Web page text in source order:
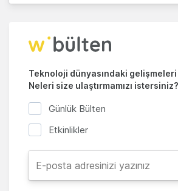
Teknoloji dünyasındaki
Neleri size ulaştırmamızı istersiniz?
Günlük Bülten
Etkinlikler